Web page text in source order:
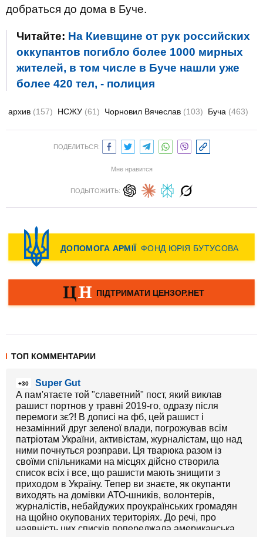
добраться до дома в Буче.
Читайте: На Киевщине от рук российских
оккупантов погибло более 1000 мирных
жителей, в том числе в Буче нашли уже
более 420 тел, - полиция
архив (157) НСЖУ (61) Чорновил Вячеслав (103) Буча (463)
ПОДЕЛИТЬСЯ:
Мне нравится
ПОДЫТОЖИТЬ:
ТОП КОММЕНТАРИИ
+30
Super Gut
А пам'ятаєте той "славетний" пост, який виклав
рашист портнов у травні 2019-го, одразу після
перемоги зє?! В дописі на фб, цей рашист і
незамінний друг зеленої влади, погрожував всім
патріотам України, активістам, журналістам, що над
ними почнуться розправи. Ця тварюка разом із
своїми спільниками на місцях дійсно створила
список всіх і все, що рашисти мають знищити з
приходом в Україну. Тепер ви знаєте, як окупанти
виходять на домівки АТО-шників, волонтерів,
журналістів, небайдужих проукраїнських громадян
на щойно окупованих територіях. До речі, про
наявність цих списків попереджала американська